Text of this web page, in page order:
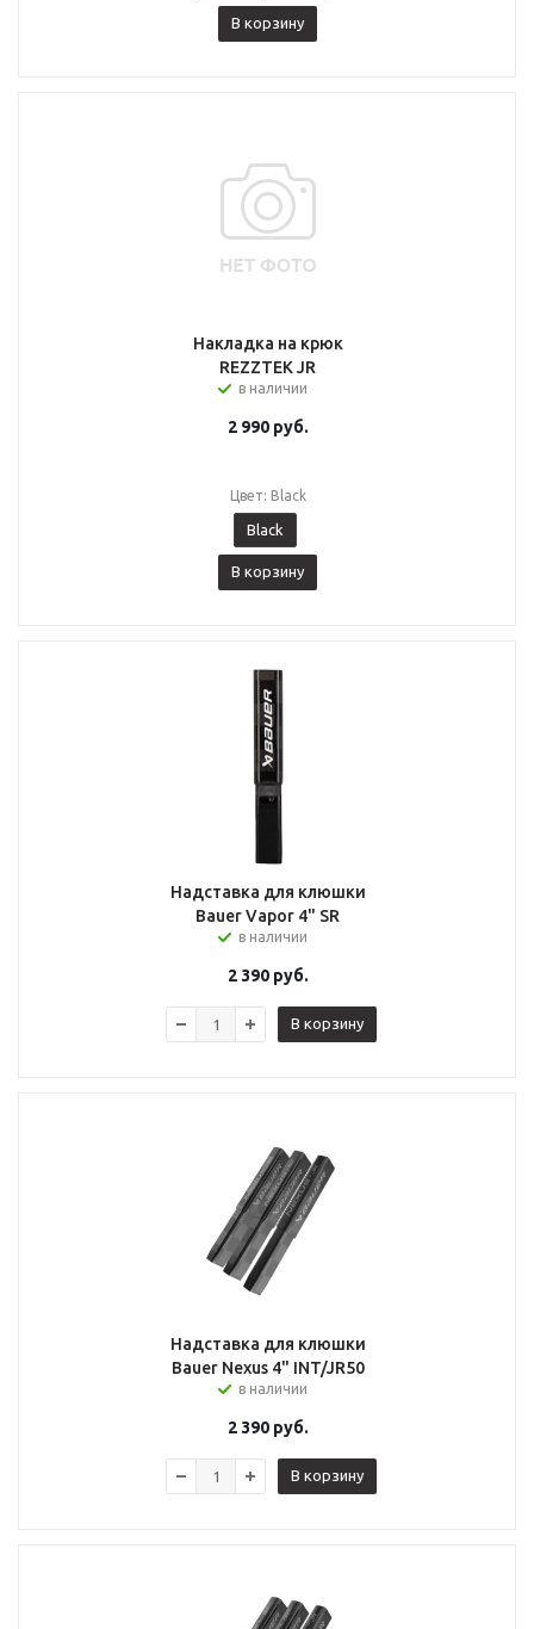
В корзину
Накладка на крюк
REZZTEK JR
в наличии
2 990руб.
Цвет: Black
Black
В корзину
Надставка для клюшки
Bauer Vapor 4" SR
в наличии
2 390руб.
В корзину
Надставка для клюшки
Bauer Nexus 4" INT/JR50
в наличии
2 390руб.
В корзину